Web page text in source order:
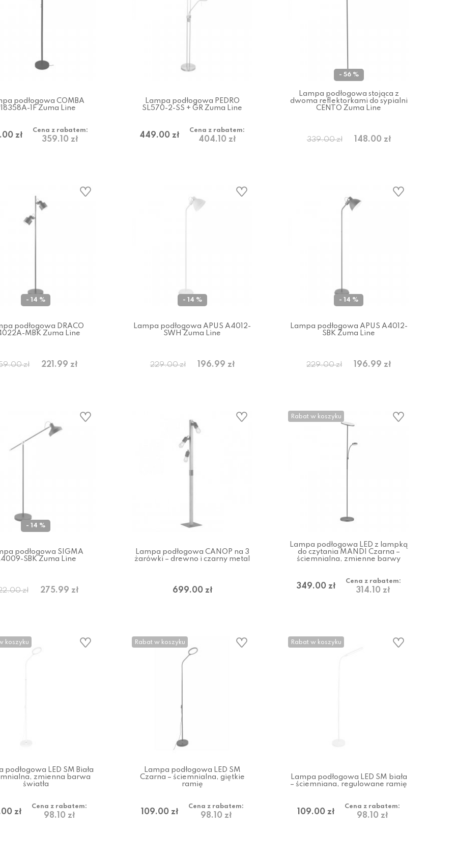
podłogowa COMBA
1F Zuma Line
zł
Cena z rabatem:
359.10 zł
Lampa podłogowa PEDRO
SL570-2-SS + GR Zuma Line
449.00 zł
Cena z rabatem:
404.10 zł
- 56 %
Lampa podłogowa stojąca z
dwoma reflektorkami do sypialni
CENTO Zuma Line
339.00 zł 148.00 zł
- 14 %
podłogowa DRACO
MBK Zuma Line
zł 221.99 zł
- 14 %
Lampa podłogowa APUS A4012-
SWH Zuma Line
229.00 zł 196.99 zł
- 14 %
Lampa podłogowa APUS A4012-
SBK Zuma Line
229.00 zł 196.99 zł
- 14 %
podłogowa SIGMA
SBK Zuma Line
zł 275.99 zł
Lampa podłogowa CANOP na 3
żarówki – drewno i czarny metal
699.00 zł
Rabat w koszyku
Lampa podłogowa LED z lampką
do czytania MANDI Czarna –
ściemnialna, zmienne barwy
349.00 zł
Cena z rabatem:
314.10 zł
koszyku
podłogowa LED SM Biała
zmienna barwa
światła
zł
Cena z rabatem:
98.10 zł
Rabat w koszyku
Lampa podłogowa LED SM
Czarna – ściemnialna, giętkie
ramię
109.00 zł
Cena z rabatem:
98.10 zł
Rabat w koszyku
Lampa podłogowa LED SM biała
– ściemniana, regulowane ramię
109.00 zł
Cena z rabatem:
98.10 zł